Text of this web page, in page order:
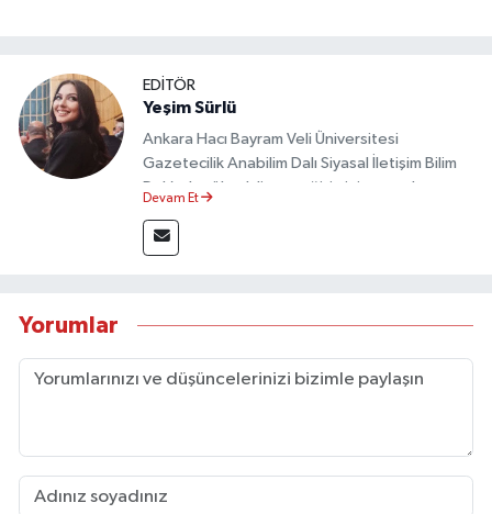
EDİTÖR
Yeşim Sürlü
Ankara Hacı Bayram Veli Üniversitesi
Gazetecilik Anabilim Dalı Siyasal İletişim Bilim
Dalı’nda yüksek lisans eğitimini tamamlamıştır.
akademik çalışmalar gerçekleştirmiştir.
Taşköprü Postası internet haber sitesinde
Devam Et
Yorumlar